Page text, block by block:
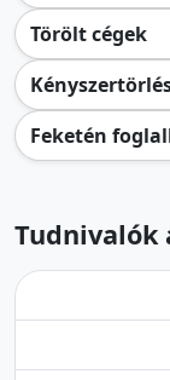
Törölt cégek
Feketén
Tudnivalók